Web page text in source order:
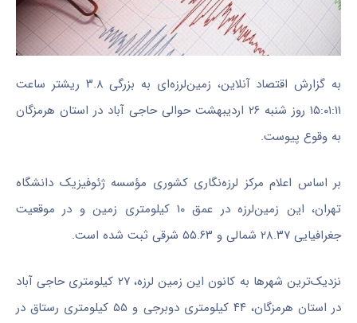
به گزارش اقتصاد آنلاین، زمین‌لرزه‌ای به بزرگی ۳.۸ ریشتر ساعت
۱۵:٠۱:۱۱ روز شنبه ۲۶ اردیبهشت حوالی حاجی آباد در استان هرمزگان
به وقوع پیوست.
بر اساس اعلام مرکز لرزه‌نگاری کشوری مؤسسه ژئوفیزیک دانشگاه
تهران، این زمین‌لرزه در عمق ۱٠ کیلومتری زمین و در موقعیت
جغرافیایی ۲۸.۳۷ شمالی و ۵۵.۶۳ شرقی ثبت شده است.
نزدیک‌ترین شهر‌ها به کانون این زمین لرزه، ۲۷ کیلومتری حاجی آباد
در استان هرمزگان، ۴۴ کیلومتری دوبرجی و ۵۵ کیلومتری رستاق در